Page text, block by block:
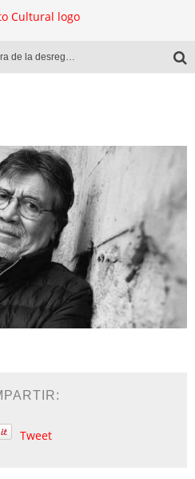
El libro en la mira de la desregulación
llovedor
Acapulco
| La nieve
Tweet